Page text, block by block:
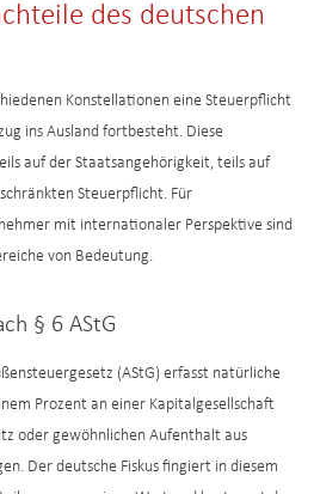
des deutschen
Konstellationen eine Steuerpflicht
ins Ausland fortbesteht. Diese
auf der Staatsangehörigkeit, teils auf
Steuerpflicht. Für
mit internationaler Perspektive sind
von Bedeutung.
§ 6 AStG
(AStG) erfasst natürliche
Prozent an einer Kapitalgesellschaft
oder gewöhnlichen Aufenthalt aus
Der deutsche Fiskus fingiert in diesem